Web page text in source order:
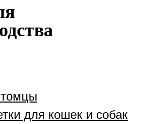
для кошек и собак